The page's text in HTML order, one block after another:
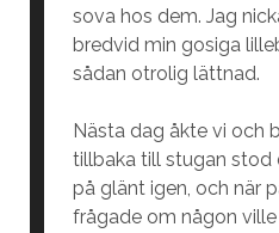
sova hos dem. Jag
bredvid min gosiga
sådan otrolig lättnad.
Nästa dag åkte vi och
tillbaka till stugan stod
på glänt igen, och när
frågade om någon